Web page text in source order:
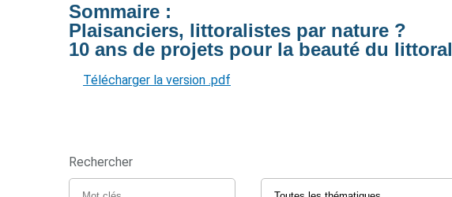
Sommaire :
Plaisanciers, littoralistes par nature ?
10 ans de projets pour la beauté du littoral
Télécharger la version .pdf
Rechercher